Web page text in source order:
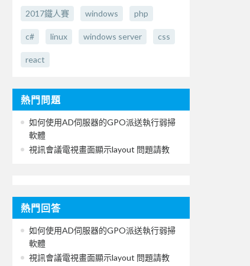
2017鐵人賽 windows php
c# linux windows server css
react
熱門問題
如何使用AD伺服器的GPO派送執行弱掃
軟體
視訊會議電視畫面顯示layout 問題請教
熱門回答
如何使用AD伺服器的GPO派送執行弱掃
軟體
視訊會議電視畫面顯示layout 問題請教